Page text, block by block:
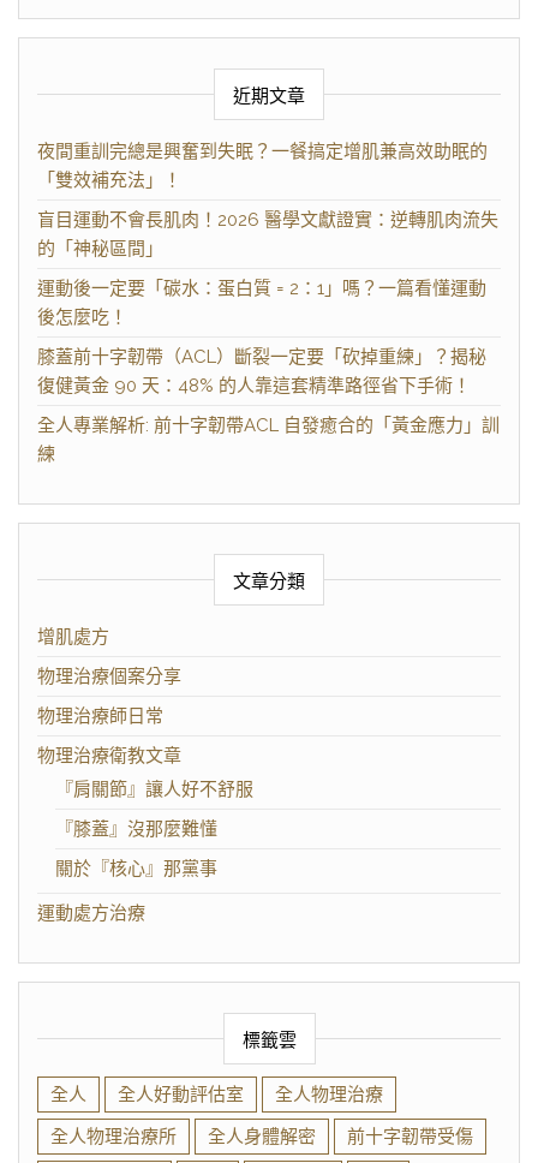
近期文章
夜間重訓完總是興奮到失眠？一餐搞定增肌兼高效助眠的
「雙效補充法」！
盲目運動不會長肌肉！2026 醫學文獻證實：逆轉肌肉流失
的「神秘區間」
運動後一定要「碳水：蛋白質 = 2：1」嗎？一篇看懂運動
後怎麼吃！
膝蓋前十字韌帶（ACL）斷裂一定要「砍掉重練」？揭秘
復健黃金 90 天：48% 的人靠這套精準路徑省下手術！
全人專業解析: 前十字韌帶ACL 自發癒合的「黃金應力」訓
練
文章分類
增肌處方
物理治療個案分享
物理治療師日常
物理治療衛教文章
『肩關節』讓人好不舒服
『膝蓋』沒那麼難懂
關於『核心』那黨事
運動處方治療
標籤雲
全人 全人好動評估室
全人物理治療
全人物理治療所
全人身體解密 前十字韌帶受傷